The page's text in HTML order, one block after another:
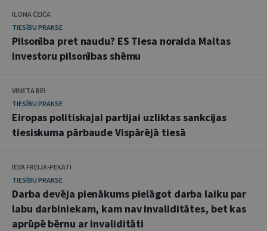
ILONA ČEIČA
TIESĪBU PRAKSE
Pilsonība pret naudu? ES Tiesa noraida Maltas
investoru pilsonības shēmu
VINETA BEI
TIESĪBU PRAKSE
Eiropas politiskajai partijai uzliktas sankcijas
tiesiskuma pārbaude Vispārējā tiesā
IEVA FREIJA-PEKATI
TIESĪBU PRAKSE
Darba devēja pienākums pielāgot darba laiku par
labu darbiniekam, kam nav invaliditātes, bet kas
aprūpē bērnu ar invaliditāti